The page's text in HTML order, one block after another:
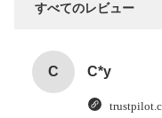
すべてのレビュー
C C*y